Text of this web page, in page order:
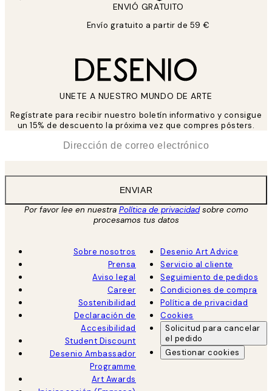
ENVIÓ GRATUITO
Envío gratuito a partir de 59 €
UNETE A NUESTRO MUNDO DE ARTE
Regístrate para recibir nuestro boletín informativo y consigue
un 15% de descuento la próxima vez que compres pósters.
ENVIAR
Por favor lee en nuestra Política de privacidadsobre como
procesamos tus datos
Sobre nosotros
Prensa
Aviso legal
Career
Sostenibilidad
Declaración de
Accesibilidad
Student Discount
Desenio Ambassador
Programme
Art Awards
Desenio Art Advice
Servicio al cliente
Seguimiento de pedidos
Condiciones de compra
Política de privacidad
Cookies
Solicitud para cancelar
el pedido
Gestionar cookies